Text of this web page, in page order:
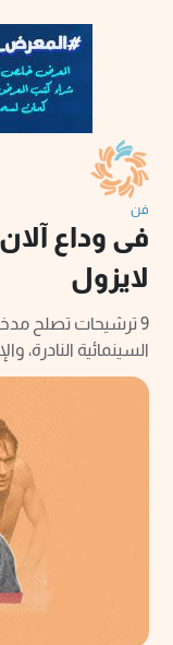
فن
فى وداع
لايزول
9 ترشيحات تصلح
السينمائية النادرة،